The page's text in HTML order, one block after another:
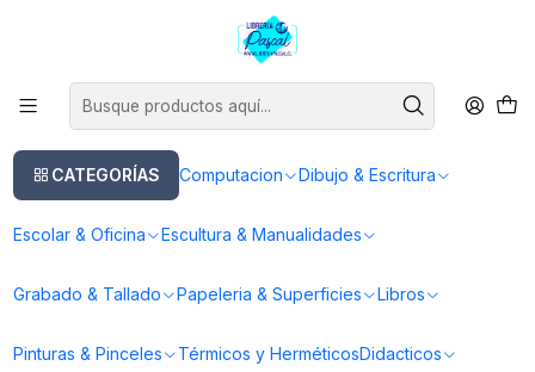
CATEGORÍAS Computacion Dibujo & Escritura
Escolar & Oficina Escultura & Manualidades
Grabado & Tallado Papeleria & Superficies Libros
Pinturas & Pinceles Térmicos y HerméticosDidacticos
Este es el texto del slide
Goma Arábiga Talens 75ml